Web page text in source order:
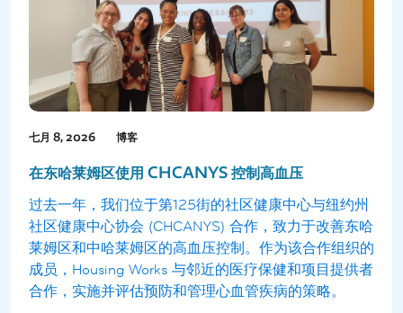
七月 8, 2026 博客
在东哈莱姆区使用 CHCANYS 控制高血压
过去一年，我们位于第125街的社区健康中心与纽约州
社区健康中心协会 (CHCANYS) 合作，致力于改善东哈
莱姆区和中哈莱姆区的高血压控制。作为该合作组织的
成员，Housing Works 与邻近的医疗保健和项目提供者
合作，实施并评估预防和管理心血管疾病的策略。